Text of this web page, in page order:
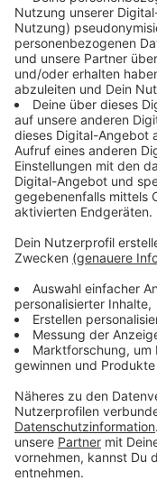
2. Installiert
nicht bereits
3. Nach ein paar
Kontakten erscheinen.
Erreichbarkeit:
Ihr könnt uns natürlich
Habt allerdings bitte
den Zeiten lesen
besetzt haben
Whatsapp-Anrufe
unsere Hotline per
Was könnt ihr uns
Wir freuen uns zum
Sendung, Blitzer-
Sprachnachrichten
wir nicht auf alle
Können wir euch
Ja, denn WhatsApp